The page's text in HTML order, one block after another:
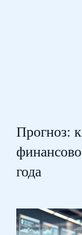
Прогноз:
года